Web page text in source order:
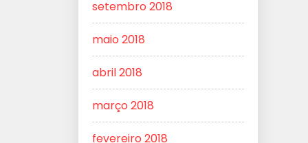
setembro 2018
maio 2018
abril 2018
março 2018
fevereiro 2018